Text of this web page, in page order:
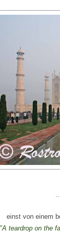
einst von einem
"A teardrop on the